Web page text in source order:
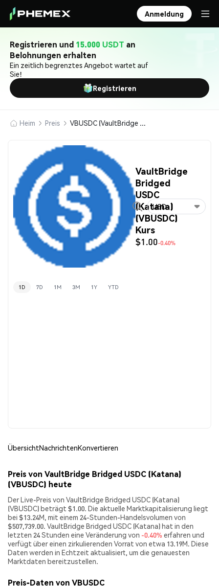
Anmeldung
Registrieren und 15.000 USDT an
Belohnungen erhalten
Ein zeitlich begrenztes Angebot wartet auf
Sie!
Registrieren
Heim Preis VBUSDC (VaultBridge Bridged USDC (Katana))
VaultBridge
Bridged
USDC
(Katana)
(VBUSDC)
Kurs
$1.00-0.40%
USD
1D 7D 1M 3M 1Y YTD
ÜbersichtNachrichtenKonvertieren
Preis von VaultBridge Bridged USDC (Katana)
(VBUSDC) heute
Der Live-Preis von VaultBridge Bridged USDC (Katana)
(VBUSDC) beträgt $1.00. Die aktuelle Marktkapitalisierung liegt
bei $13.24M, mit einem 24-Stunden-Handelsvolumen von
$507,739.00. VaultBridge Bridged USDC (Katana) hat in den
letzten 24 Stunden eine Veränderung von -0.40% erfahren und
verfügt über einen zirkulierenden Vorrat von etwa 13.19M. Diese
Daten werden in Echtzeit aktualisiert, um die genauesten
Marktdaten bereitzustellen.
Preis-Daten von VBUSDC